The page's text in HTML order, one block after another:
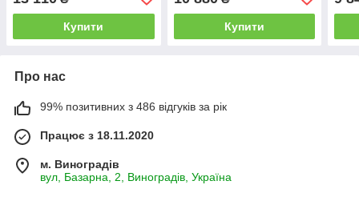
Купити Купити
Про нас
99% позитивних з 486 відгуків за рік
Працює з 18.11.2020
м. Виноградів
вул, Базарна, 2, Виноградів, Україна